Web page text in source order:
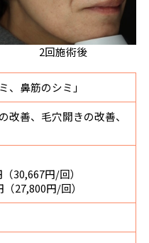
2回施術後
、鼻筋のシミ」
改善、毛穴開きの改善、
30,667円/回）
27,800円/回）